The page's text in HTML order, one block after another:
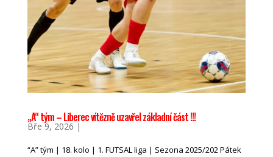
„A“ tým – Liberec vítězně uzavřel základní část !!!
Bře 9, 2026 |
“A” tým | 18. kolo | 1. FUTSAL liga | Sezona 2025/202 Pátek